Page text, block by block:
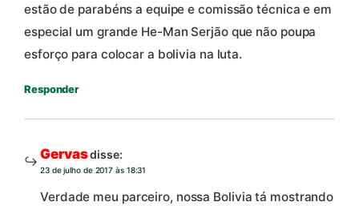
estão de parabéns a equipe e comissão técnica e em
especial um grande He-Man Serjão que não poupa
esforço para colocar a bolivia na luta.
Responder
Gervasdisse:
23 de julho de 2017 às 18:31
Verdade meu parceiro, nossa Bolivia tá mostrando